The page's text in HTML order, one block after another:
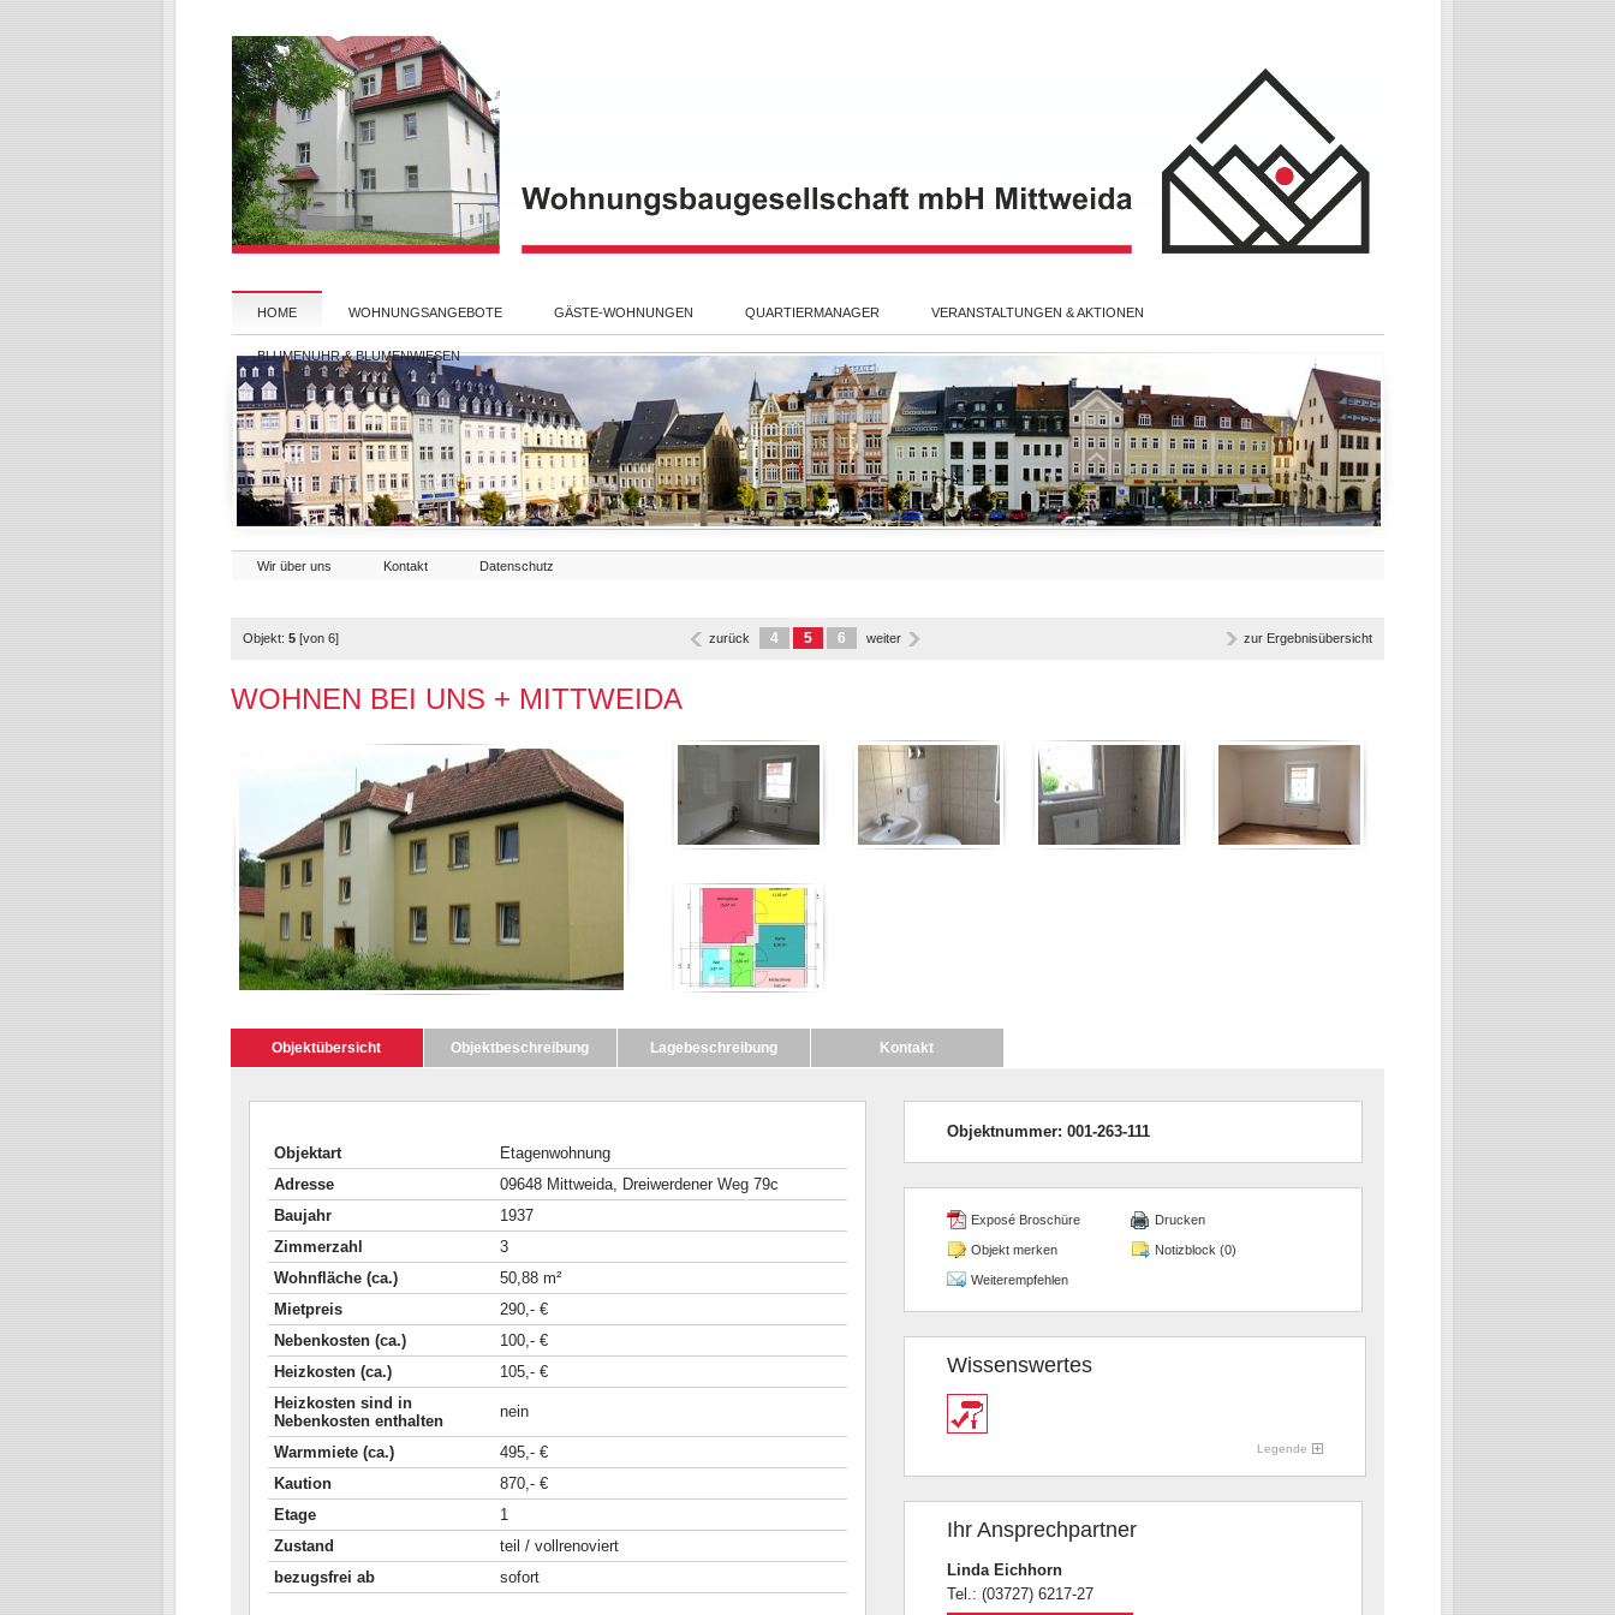
HOME WOHNUNGSANGEBOTE GÄSTE-WOHNUNGEN QUARTIERMANAGER VERANSTALTUNGEN & AKTIONEN
BLUMENUHR & BLUMENWIESEN
Wir über uns Kontakt Datenschutz
Objekt: 5[von 6] zurück 4 5 6 weiter zur Ergebnisübersicht
WOHNEN BEI UNS + MITTWEIDA
Objektübersicht Objektbeschreibung Lagebeschreibung Kontakt
Objektart
Etagenwohnung
Adresse
09648 Mittweida, Dreiwerdener Weg 79c
Baujahr
1937
Zimmerzahl
3
Wohnfläche (ca.)
50,88 m²
Mietpreis
290,- €
Nebenkosten (ca.)
100,- €
Heizkosten (ca.)
105,- €
Heizkosten sind in
Nebenkosten enthalten
nein
Warmmiete (ca.)
495,- €
Kaution
870,- €
Etage
1
Zustand
teil / vollrenoviert
bezugsfrei ab
sofort
Objektnummer: 001-263-111
Exposé Broschüre Drucken
Objekt merken Notizblock (0)
Weiterempfehlen
Wissenswertes
Legende
Ihr Ansprechpartner
Linda Eichhorn
Tel.: (03727) 6217-27